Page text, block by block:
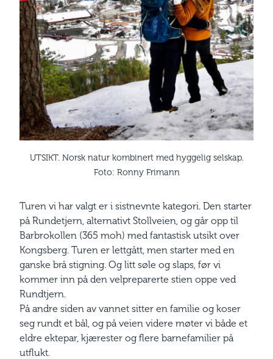
UTSIKT. Norsk natur kombinert med hyggelig selskap.
Foto: Ronny Frimann
Turen vi har valgt er i sistnevnte kategori. Den starter
på Rundetjern, alternativt Stollveien, og går opp til
Barbrokollen (365 moh) med fantastisk utsikt over
Kongsberg. Turen er lettgått, men starter med en
ganske brå stigning. Og litt søle og slaps, før vi
kommer inn på den velpreparerte stien oppe ved
Rundtjern.
På andre siden av vannet sitter en familie og koser
seg rundt et bål, og på veien videre møter vi både et
eldre ektepar, kjærester og flere barnefamilier på
utflukt.